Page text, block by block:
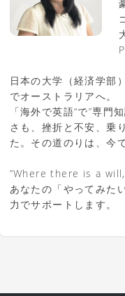
日本の大学（経済学部
でオーストラリアへ。
「海外で英語“で”専門
さも、挫折と不安、乗
た。その道のりは、今
”Where there is a will,
あなたの「やってみた
力でサポートします。